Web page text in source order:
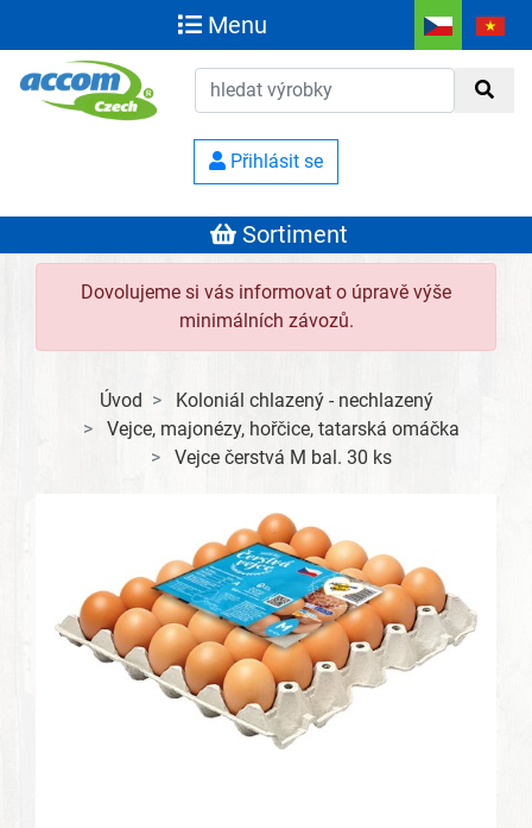
Menu
Přihlásit se
Sortiment
Dovolujeme si vás informovat o úpravě výše
minimálních závozů.
Úvod
Koloniál chlazený - nechlazený
Vejce, majonézy, hořčice, tatarská omáčka
Vejce čerstvá M bal. 30 ks